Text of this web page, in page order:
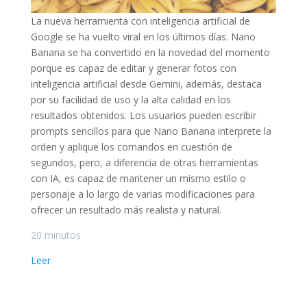
La nueva herramienta con inteligencia artificial de
Google se ha vuelto viral en los últimos días. Nano
Banana se ha convertido en la novedad del momento
porque es capaz de editar y generar fotos con
inteligencia artificial desde Gemini, además, destaca
por su facilidad de uso y la alta calidad en los
resultados obtenidos. Los usuarios pueden escribir
prompts sencillos para que Nano Banana interprete la
orden y aplique los comandos en cuestión de
segundos, pero, a diferencia de otras herramientas
con IA, es capaz de mantener un mismo estilo o
personaje a lo largo de varias modificaciones para
ofrecer un resultado más realista y natural.
20 minutos
Leer